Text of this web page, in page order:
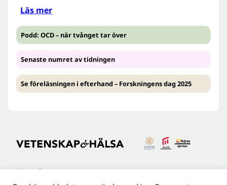
Läs mer
Podd: OCD – när tvånget tar över
Senaste numret av tidningen
Se föreläsningen i efterhand – Forskningens dag 2025
Kontakt